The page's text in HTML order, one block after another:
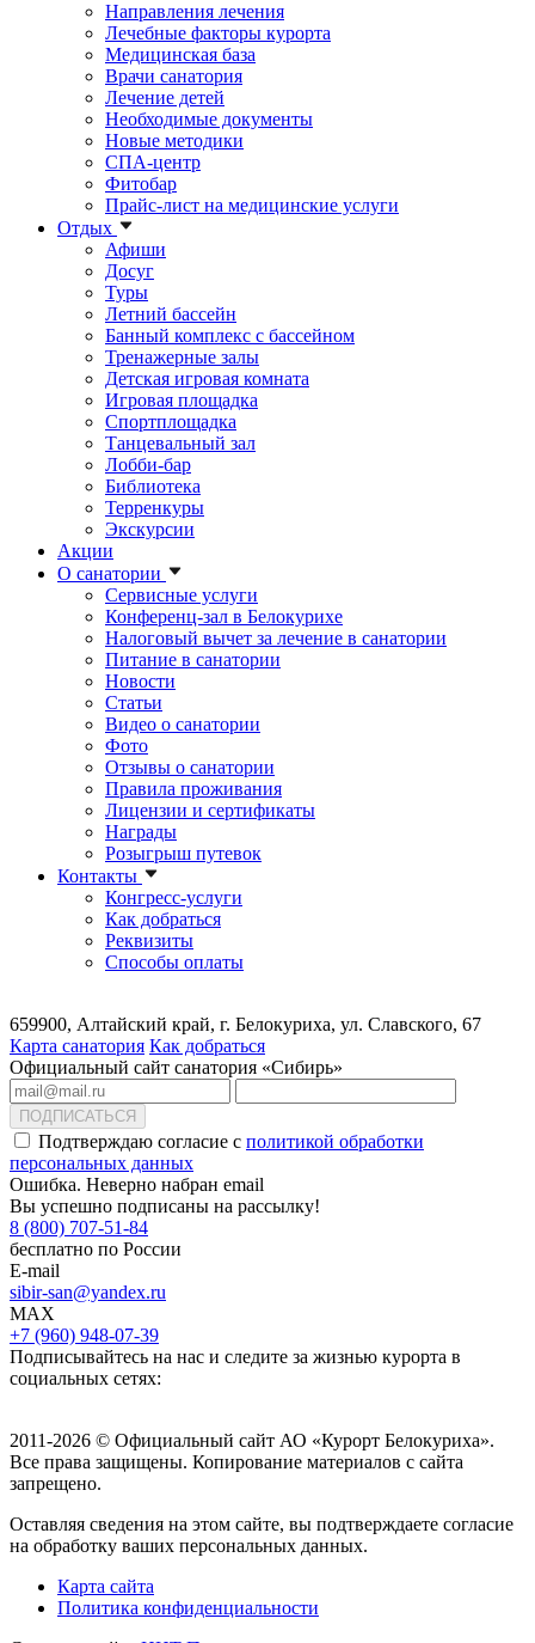
Направления лечения
Лечебные факторы курорта
Медицинская база
Врачи санатория
Лечение детей
Необходимые документы
Новые методики
СПА-центр
Фитобар
Прайс-лист на медицинские услуги
Отдых
Афиши
Досуг
Туры
Летний бассейн
Банный комплекс с бассейном
Тренажерные залы
Детская игровая комната
Игровая площадка
Спортплощадка
Танцевальный зал
Лобби-бар
Библиотека
Терренкуры
Экскурсии
Акции
О санатории
Сервисные услуги
Конференц-зал в Белокурихе
Налоговый вычет за лечение в санатории
Питание в санатории
Новости
Статьи
Видео о санатории
Фото
Отзывы о санатории
Правила проживания
Лицензии и сертификаты
Награды
Розыгрыш путевок
Контакты
Конгресс-услуги
Как добраться
Реквизиты
Способы оплаты
659900, Алтайский край, г. Белокуриха, ул. Славского, 67
Карта санатория Как добраться
Официальный сайт санатория «Сибирь»
ПОДПИСАТЬСЯ
Подтверждаю согласие с политикой обработки
персональных данных
Ошибка. Неверно набран email
Вы успешно подписаны на рассылку!
8 (800) 707-51-84
бесплатно по России
E-mail
sibir-san@yandex.ru
MAX
+7 (960) 948-07-39
Подписывайтесь на нас и следите за жизнью курорта в
социальных сетях:
2011-2026 © Официальный сайт АО «Курорт Белокуриха».
Все права защищены. Копирование материалов с сайта
запрещено.
Оставляя сведения на этом сайте, вы подтверждаете согласие
на обработку ваших персональных данных.
Карта сайта
Политика конфиденциальности